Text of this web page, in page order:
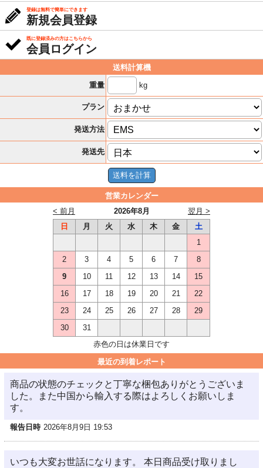
登録は無料で簡単にできます
新規会員登録
既に登録済みの方はこちらから
会員ログイン
送料計算機
重量
kg
プラン
発送方法
発送先
営業カレンダー
2026年8月
< 前月
翌月 >
日
月 火 水 木 金
土
1
2
3 4 5 6 7
8
9
10 11 12 13 14
15
16
17 18 19 20 21
22
23
24 25 26 27 28
29
30
31
赤色の日は休業日です
最近の到着レポート
商品の状態のチェックと丁寧な梱包ありがとうございま
した。また中国から輸入する際はよろしくお願いしま
す。
報告日時 2026年8月9日 19:53
いつも大変お世話になります。 本日商品受け取りまし